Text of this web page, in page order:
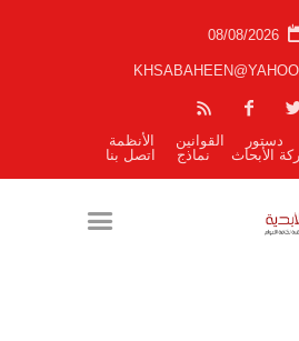
08/08/2026
دستور القوانين
الأنظمة
الأبحاث نماذج اتصل بنا